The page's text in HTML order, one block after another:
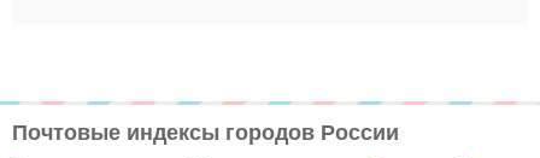
Почтовые индексы городов России